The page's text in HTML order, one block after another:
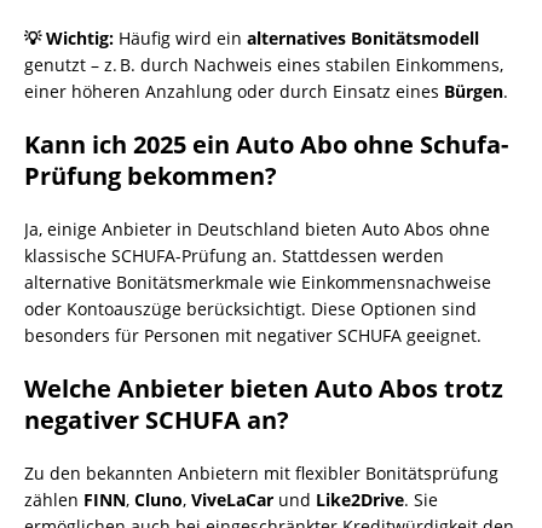
💡 Wichtig: Häufig wird ein alternatives Bonitätsmodell
genutzt – z. B. durch Nachweis eines stabilen Einkommens,
einer höheren Anzahlung oder durch Einsatz eines Bürgen.
Kann ich 2025 ein Auto Abo ohne Schufa-
Prüfung bekommen?
Ja, einige Anbieter in Deutschland bieten Auto Abos ohne
klassische SCHUFA-Prüfung an. Stattdessen werden
alternative Bonitätsmerkmale wie Einkommensnachweise
oder Kontoauszüge berücksichtigt. Diese Optionen sind
besonders für Personen mit negativer SCHUFA geeignet.
Welche Anbieter bieten Auto Abos trotz
negativer SCHUFA an?
Zu den bekannten Anbietern mit flexibler Bonitätsprüfung
zählen FINN, Cluno, ViveLaCar und Like2Drive. Sie